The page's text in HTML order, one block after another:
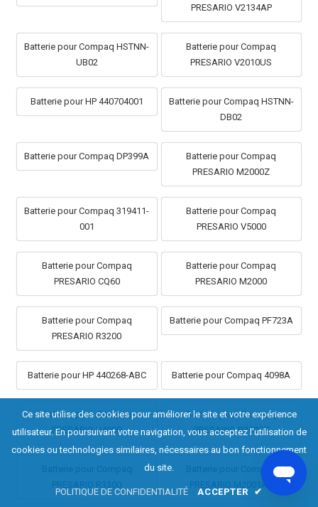
PRESARIO V2134AP
Batterie pour Compaq HSTNN-
UB02
Batterie pour Compaq
PRESARIO V2010US
Batterie pour HP 440704001
Batterie pour Compaq HSTNN-
DB02
Batterie pour Compaq DP399A
Batterie pour Compaq
PRESARIO M2000Z
Batterie pour Compaq 319411-
001
Batterie pour Compaq
PRESARIO V5000
Batterie pour Compaq
PRESARIO CQ60
Batterie pour Compaq
PRESARIO M2000
Batterie pour Compaq
PRESARIO R3200
Batterie pour Compaq PF723A
Batterie pour HP 440268-ABC Batterie pour Compaq 4098A
Batterie pour Compaq
PRESARIO V4000
Batterie pour Compaq
PRESARIO R3000Z
Batterie pour Compaq
PRESARIO M2001AP
Ce site utilise des cookies pour améliorer le site et votre expérience
utilisateur. En poursuivant votre navigation, vous acceptez l'utilisation de
cookies ou technologies similaires, nécessaires au bon fonctionnement
du site.
POLITIQUE DE CONFIDENTIALITÉ ACCEPTER ✔